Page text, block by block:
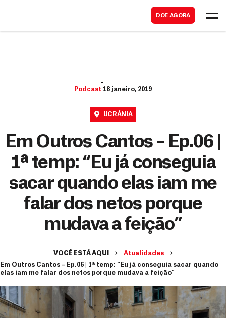
DOE AGORA
Podcast 18 janeiro, 2019
UCRÂNIA
Em Outros Cantos – Ep.06 |
1ª temp: “Eu já conseguia
sacar quando elas iam me
falar dos netos porque
mudava a feição”
VOCÊ ESTÁ AQUI
Atualidades
Em Outros Cantos – Ep.06 | 1ª temp: “Eu já conseguia sacar quando
elas iam me falar dos netos porque mudava a feição”